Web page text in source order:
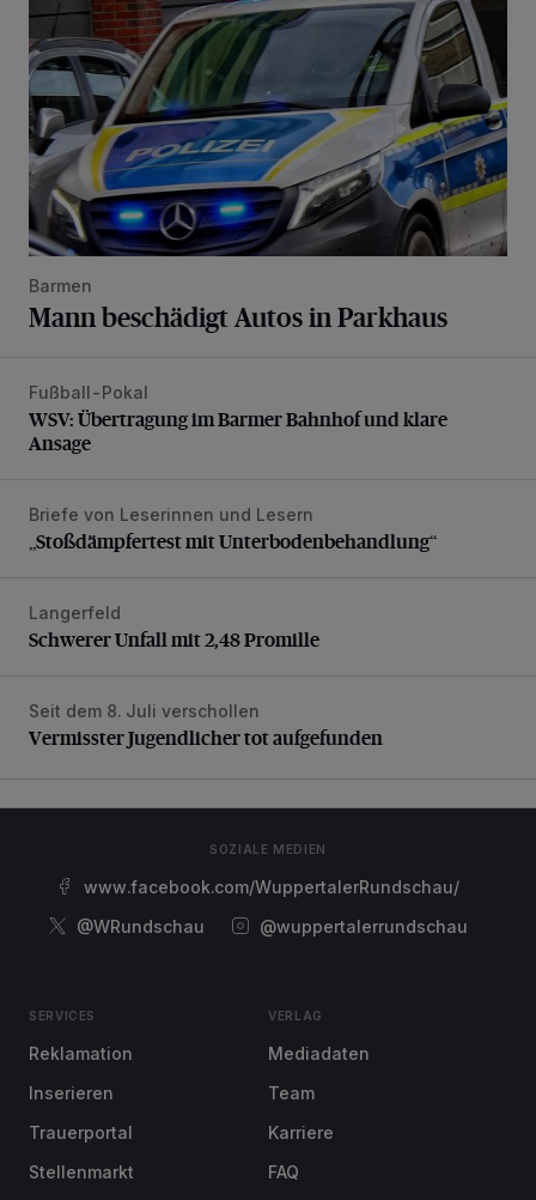
Barmen
Mann beschädigt Autos in Parkhaus
WSV: Übertragung im Barmer Bahnhof und klare Ansage
Fußball-Pokal
WSV: Übertragung im Barmer Bahnhof und klare
Ansage
„Stoßdämpfertest mit Unterbodenbehandlung“
Briefe von Leserinnen und Lesern
„Stoßdämpfertest mit Unterbodenbehandlung“
Schwerer Unfall mit 2,48 Promille
Langerfeld
Schwerer Unfall mit 2,48 Promille
Vermisster Jugendlicher tot aufgefunden
Seit dem 8. Juli verschollen
Vermisster Jugendlicher tot aufgefunden
SOZIALE MEDIEN
www.facebook.com/WuppertalerRundschau/
@WRundschau
@wuppertalerrundschau
SERVICES
Reklamation
Inserieren
Trauerportal
Stellenmarkt
VERLAG
Mediadaten
Team
Karriere
FAQ